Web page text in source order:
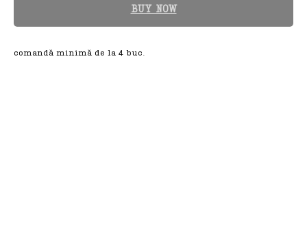
BUY NOW
comandă minimă de la 4 buc.